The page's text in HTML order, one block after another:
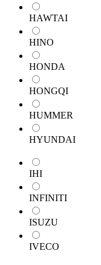
HAWTAI
HINO
HONDA
HONGQI
HUMMER
HYUNDAI
IHI
INFINITI
ISUZU
IVECO